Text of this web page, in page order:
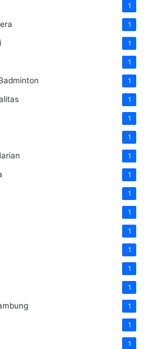
1
1
1
1
1
1
1
1
1
1
1
1
1
1
1
1
1
1
1